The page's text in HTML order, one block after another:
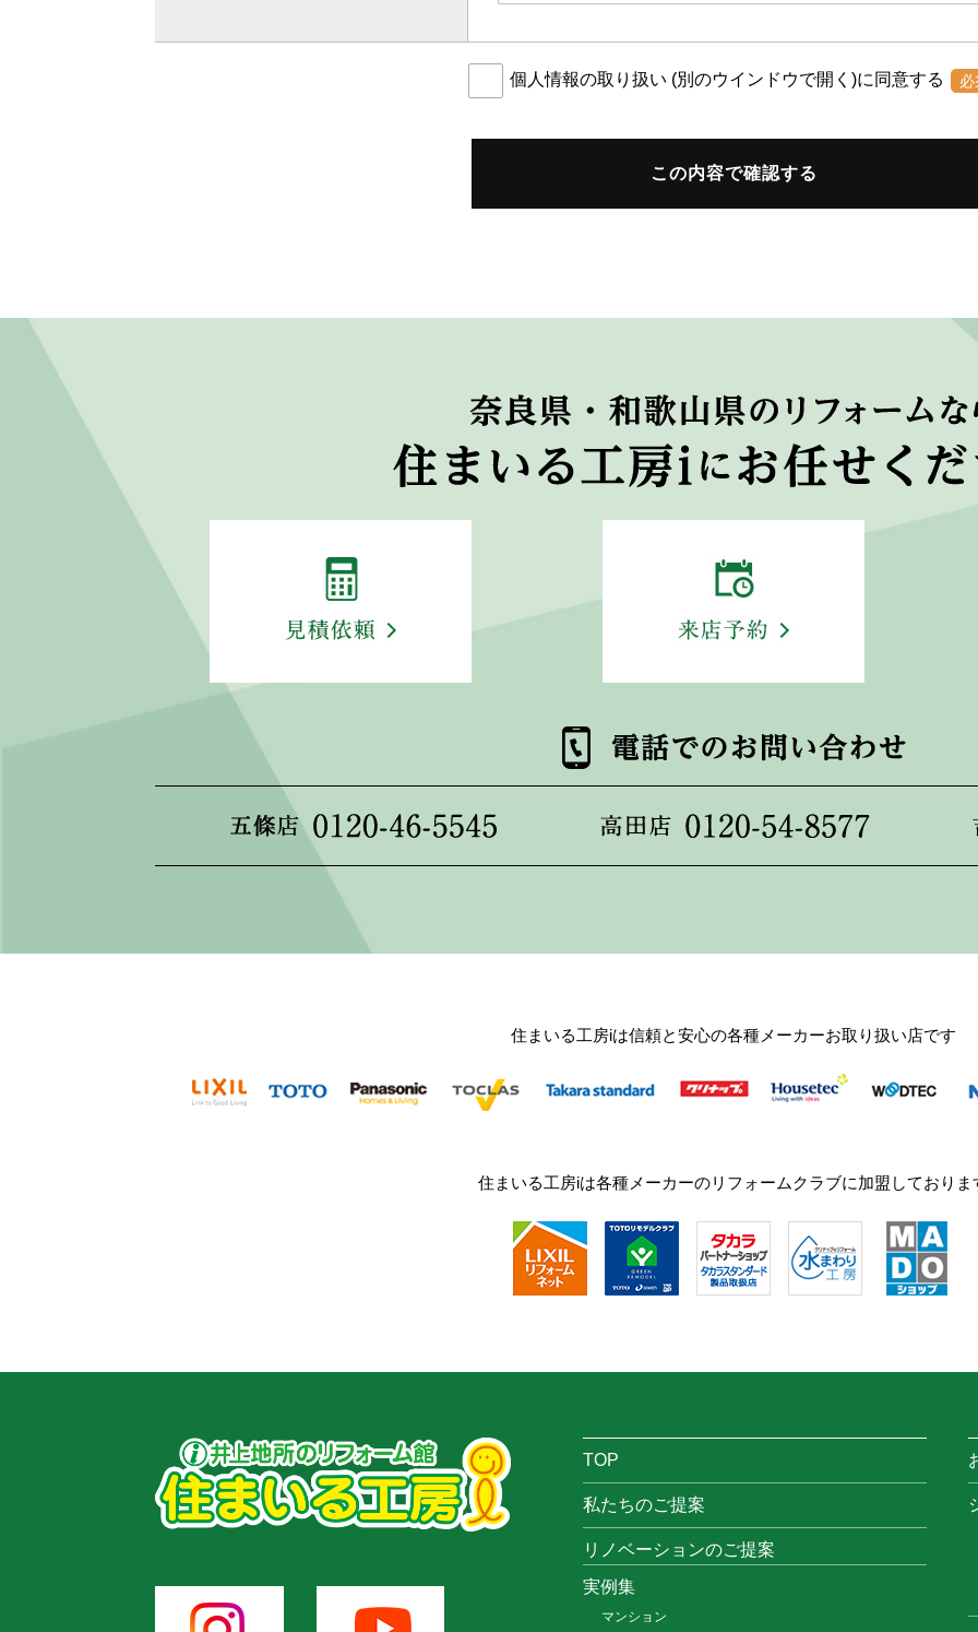
個人情報の取り扱い (別のウインドウで開く)に同意する
住まいる工房iは信頼と安心の各種メーカーお取り扱い店です
住まいる工房iは各種メーカーのリフォームクラブに加盟しておりま
TOP
私たちのご提案
リノベーションのご提案
実例集
マンション